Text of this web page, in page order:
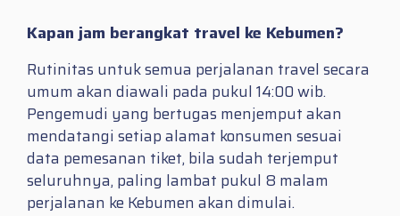
Kapan jam berangkat travel ke Kebumen?
Rutinitas untuk semua perjalanan travel secara
umum akan diawali pada pukul 14:00 wib.
Pengemudi yang bertugas menjemput akan
mendatangi setiap alamat konsumen sesuai
data pemesanan tiket, bila sudah terjemput
seluruhnya, paling lambat pukul 8 malam
perjalanan ke Kebumen akan dimulai.